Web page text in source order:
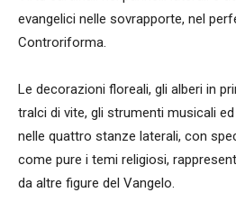
evangelici nelle sovrapporte, nel
Controriforma.
Le decorazioni floreali, gli alberi in
tralci di vite, gli strumenti musicali
nelle quattro stanze laterali, con
come pure i temi religiosi,
da altre figure del Vangelo.